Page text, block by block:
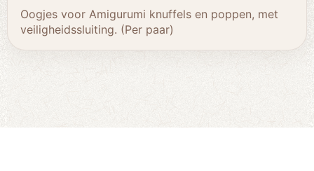
Oogjes voor Amigurumi knuffels en poppen, met
veiligheidssluiting. (Per paar)